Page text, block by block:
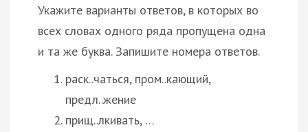
Укажите варианты ответов, в которых во
всех словах одного ряда пропущена одна
и та же буква. Запишите номера ответов.
раск..чаться, пром..кающий,
предл..жение
прищ..лкивать, …